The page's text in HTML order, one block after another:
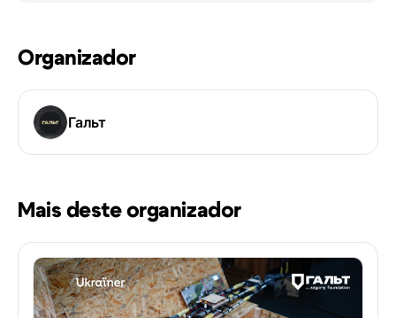
Organizador
Гальт
Mais deste organizador